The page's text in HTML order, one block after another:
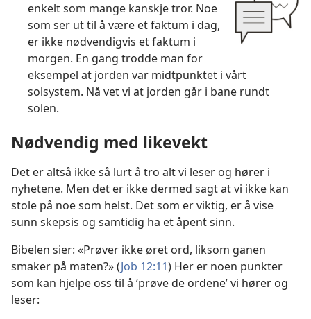
enkelt som mange kanskje tror. Noe
som ser ut til å være et faktum i dag,
er ikke nødvendigvis et faktum i
morgen. En gang trodde man for
eksempel at jorden var midtpunktet i vårt
solsystem. Nå vet vi at jorden går i bane rundt
solen.
Nødvendig med likevekt
Det er altså ikke så lurt å tro alt vi leser og hører i
nyhetene. Men det er ikke dermed sagt at vi ikke kan
stole på noe som helst. Det som er viktig, er å vise
sunn skepsis og samtidig ha et åpent sinn.
Bibelen sier: «Prøver ikke øret ord, liksom ganen
smaker på maten?» (Job 12:11) Her er noen punkter
som kan hjelpe oss til å ‘prøve de ordene’ vi hører og
leser: